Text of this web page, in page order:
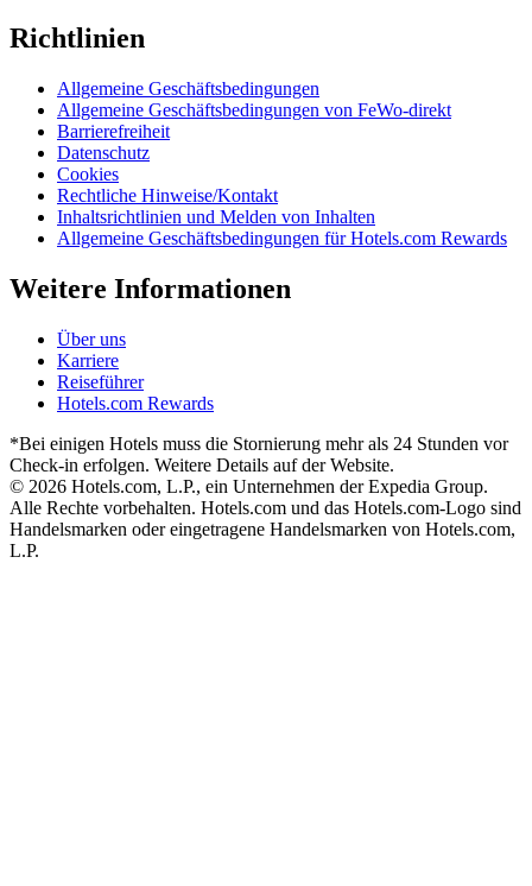
Richtlinien
Allgemeine Geschäftsbedingungen
Allgemeine Geschäftsbedingungen von FeWo-direkt
Barrierefreiheit
Datenschutz
Cookies
Rechtliche Hinweise/Kontakt
Inhaltsrichtlinien und Melden von Inhalten
Allgemeine Geschäftsbedingungen für Hotels.com Rewards
Weitere Informationen
Über uns
Karriere
Reiseführer
Hotels.com Rewards
*Bei einigen Hotels muss die Stornierung mehr als 24 Stunden vor
Check-in erfolgen. Weitere Details auf der Website.
© 2026 Hotels.com, L.P., ein Unternehmen der Expedia Group.
Alle Rechte vorbehalten. Hotels.com und das Hotels.com-Logo sind
Handelsmarken oder eingetragene Handelsmarken von Hotels.com,
L.P.